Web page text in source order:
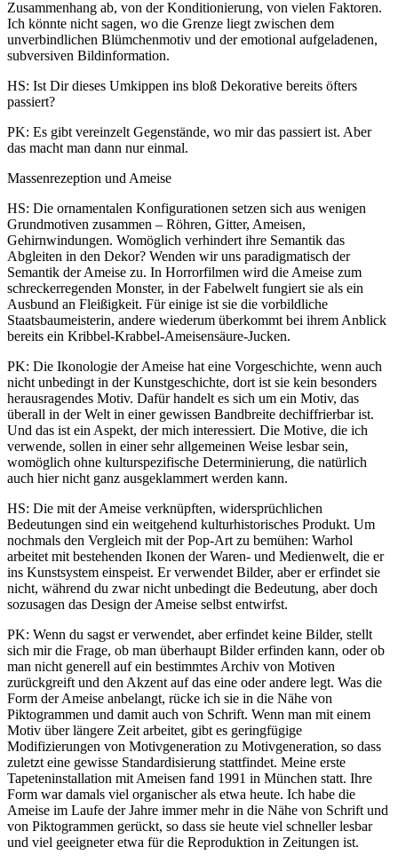
Zusammenhang ab, von der Konditionierung, von vielen Faktoren.
Ich könnte nicht sagen, wo die Grenze liegt zwischen dem
unverbindlichen Blümchenmotiv und der emotional aufgeladenen,
subversiven Bildinformation.
HS: Ist Dir dieses Umkippen ins bloß Dekorative bereits öfters
passiert?
PK: Es gibt vereinzelt Gegenstände, wo mir das passiert ist. Aber
das macht man dann nur einmal.
Massenrezeption und Ameise
HS: Die ornamentalen Konfigurationen setzen sich aus wenigen
Grundmotiven zusammen – Röhren, Gitter, Ameisen,
Gehirnwindungen. Womöglich verhindert ihre Semantik das
Abgleiten in den Dekor? Wenden wir uns paradigmatisch der
Semantik der Ameise zu. In Horrorfilmen wird die Ameise zum
schreckerregenden Monster, in der Fabelwelt fungiert sie als ein
Ausbund an Fleißigkeit. Für einige ist sie die vorbildliche
Staatsbaumeisterin, andere wiederum überkommt bei ihrem Anblick
bereits ein Kribbel-Krabbel-Ameisensäure-Jucken.
PK: Die Ikonologie der Ameise hat eine Vorgeschichte, wenn auch
nicht unbedingt in der Kunstgeschichte, dort ist sie kein besonders
herausragendes Motiv. Dafür handelt es sich um ein Motiv, das
überall in der Welt in einer gewissen Bandbreite dechiffrierbar ist.
Und das ist ein Aspekt, der mich interessiert. Die Motive, die ich
verwende, sollen in einer sehr allgemeinen Weise lesbar sein,
womöglich ohne kulturspezifische Determinierung, die natürlich
auch hier nicht ganz ausgeklammert werden kann.
HS: Die mit der Ameise verknüpften, widersprüchlichen
Bedeutungen sind ein weitgehend kulturhistorisches Produkt. Um
nochmals den Vergleich mit der Pop-Art zu bemühen: Warhol
arbeitet mit bestehenden Ikonen der Waren- und Medienwelt, die er
ins Kunstsystem einspeist. Er verwendet Bilder, aber er erfindet sie
nicht, während du zwar nicht unbedingt die Bedeutung, aber doch
sozusagen das Design der Ameise selbst entwirfst.
PK: Wenn du sagst er verwendet, aber erfindet keine Bilder, stellt
sich mir die Frage, ob man überhaupt Bilder erfinden kann, oder ob
man nicht generell auf ein bestimmtes Archiv von Motiven
zurückgreift und den Akzent auf das eine oder andere legt. Was die
Form der Ameise anbelangt, rücke ich sie in die Nähe von
Piktogrammen und damit auch von Schrift. Wenn man mit einem
Motiv über längere Zeit arbeitet, gibt es geringfügige
Modifizierungen von Motivgeneration zu Motivgeneration, so dass
zuletzt eine gewisse Standardisierung stattfindet. Meine erste
Tapeteninstallation mit Ameisen fand 1991 in München statt. Ihre
Form war damals viel organischer als etwa heute. Ich habe die
Ameise im Laufe der Jahre immer mehr in die Nähe von Schrift und
von Piktogrammen gerückt, so dass sie heute viel schneller lesbar
und viel geeigneter etwa für die Reproduktion in Zeitungen ist.